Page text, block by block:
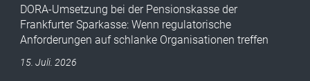
DORA-Umsetzung bei der Pensionskasse der
Frankfurter Sparkasse: Wenn regulatorische
Anforderungen auf schlanke Organisationen treffen
15. Juli. 2026